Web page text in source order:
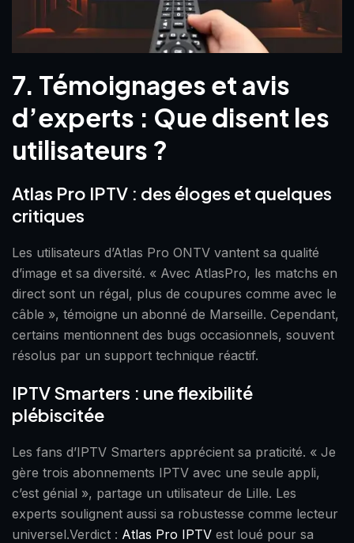
7. Témoignages et avis
d’experts : Que disent les
utilisateurs ?
Atlas Pro IPTV : des éloges et quelques
critiques
Les utilisateurs d’Atlas Pro ONTV vantent sa qualité
d’image et sa diversité. « Avec AtlasPro, les matchs en
direct sont un régal, plus de coupures comme avec le
câble », témoigne un abonné de Marseille. Cependant,
certains mentionnent des bugs occasionnels, souvent
résolus par un support technique réactif.
IPTV Smarters : une flexibilité
plébiscitée
Les fans d’IPTV Smarters apprécient sa praticité. « Je
gère trois abonnements IPTV avec une seule appli,
c’est génial », partage un utilisateur de Lille. Les
experts soulignent aussi sa robustesse comme lecteur
universel.Verdict : Atlas Pro IPTV est loué pour sa